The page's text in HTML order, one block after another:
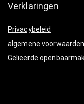
Verklaringen
Privacybeleid
algemene voorwaarden
Gelieerde